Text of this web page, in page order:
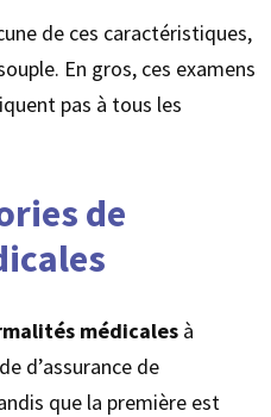
de ces caractéristiques,
En gros, ces examens
pas à tous les
de
médicalesà
d’assurance de
que la première est